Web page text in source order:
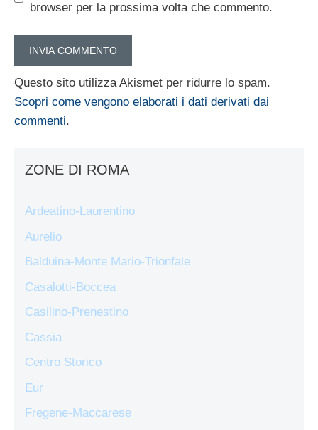
browser per la prossima volta che commento.
Questo sito utilizza Akismet per ridurre lo spam.
Scopri come vengono elaborati i dati derivati dai
commenti.
ZONE DI ROMA
Ardeatino-Laurentino
Aurelio
Balduina-Monte Mario-Trionfale
Casalotti-Boccea
Casilino-Prenestino
Cassia
Centro Storico
Eur
Fregene-Maccarese